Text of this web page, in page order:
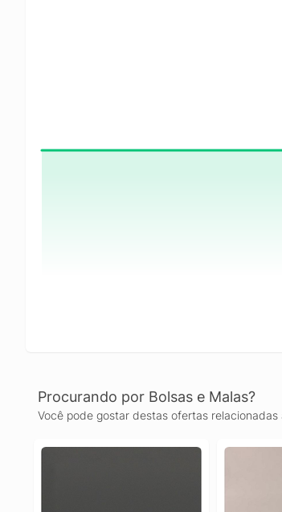
Procurando por Bolsas e Malas?
Você pode gostar destas ofertas relacionadas